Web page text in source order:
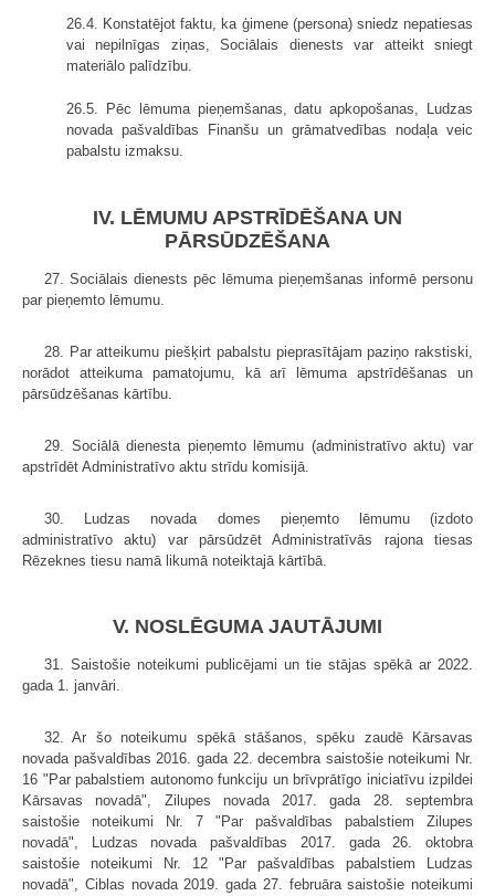
26.4. Konstatējot faktu, ka ģimene (persona) sniedz nepatiesas
vai nepilnīgas ziņas, Sociālais dienests var atteikt sniegt
materiālo palīdzību.
26.5. Pēc lēmuma pieņemšanas, datu apkopošanas, Ludzas
novada pašvaldības Finanšu un grāmatvedības nodaļa veic
pabalstu izmaksu.
IV. LĒMUMU APSTRĪDĒŠANA UN
PĀRSŪDZĒŠANA
27. Sociālais dienests pēc lēmuma pieņemšanas informē personu
par pieņemto lēmumu.
28. Par atteikumu piešķirt pabalstu pieprasītājam paziņo rakstiski,
norādot atteikuma pamatojumu, kā arī lēmuma apstrīdēšanas un
pārsūdzēšanas kārtību.
29. Sociālā dienesta pieņemto lēmumu (administratīvo aktu) var
apstrīdēt Administratīvo aktu strīdu komisijā.
30. Ludzas novada domes pieņemto lēmumu (izdoto
administratīvo aktu) var pārsūdzēt Administratīvās rajona tiesas
Rēzeknes tiesu namā likumā noteiktajā kārtībā.
V. NOSLĒGUMA JAUTĀJUMI
31. Saistošie noteikumi publicējami un tie stājas spēkā ar 2022.
gada 1. janvāri.
32. Ar šo noteikumu spēkā stāšanos, spēku zaudē Kārsavas
novada pašvaldības 2016. gada 22. decembra saistošie noteikumi Nr.
16 "Par pabalstiem autonomo funkciju un brīvprātīgo iniciatīvu izpildei
Kārsavas novadā", Zilupes novada 2017. gada 28. septembra
saistošie noteikumi Nr. 7 "Par pašvaldības pabalstiem Zilupes
novadā", Ludzas novada pašvaldības 2017. gada 26. oktobra
saistošie noteikumi Nr. 12 "Par pašvaldības pabalstiem Ludzas
novadā", Ciblas novada 2019. gada 27. februāra saistošie noteikumi